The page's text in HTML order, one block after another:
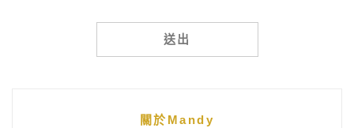
關於Mandy